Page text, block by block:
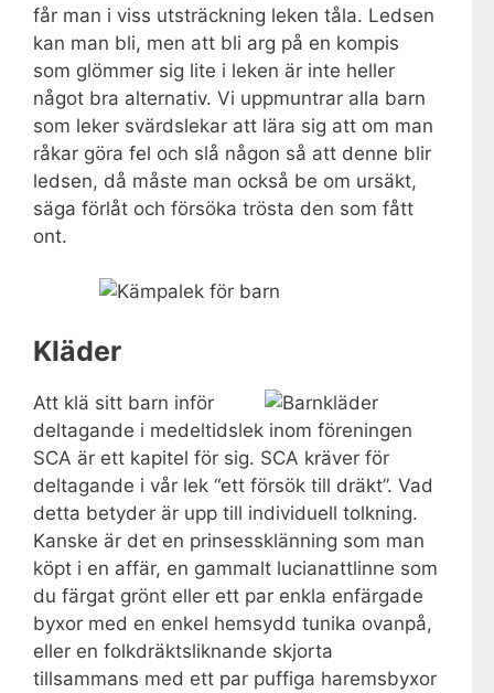
får man i viss utsträckning leken tåla. Ledsen
kan man bli, men att bli arg på en kompis
som glömmer sig lite i leken är inte heller
något bra alternativ. Vi uppmuntrar alla barn
som leker svärdslekar att lära sig att om man
råkar göra fel och slå någon så att denne blir
ledsen, då måste man också be om ursäkt,
säga förlåt och försöka trösta den som fått
ont.
Kläder
Att klä sitt barn inför
deltagande i medeltidslek inom föreningen
SCA är ett kapitel för sig. SCA kräver för
deltagande i vår lek “ett försök till dräkt”. Vad
detta betyder är upp till individuell tolkning.
Kanske är det en prinsessklänning som man
köpt i en affär, en gammalt lucianattlinne som
du färgat grönt eller ett par enkla enfärgade
byxor med en enkel hemsydd tunika ovanpå,
eller en folkdräktsliknande skjorta
tillsammans med ett par puffiga haremsbyxor